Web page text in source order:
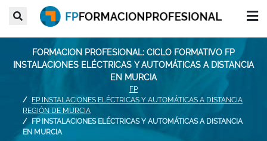
FORMACION PROFESIONAL: CICLO FORMATIVO FP
INSTALACIONES ELÉCTRICAS Y AUTOMÁTICAS A DISTANCIA
EN MURCIA
FP
FP INSTALACIONES ELÉCTRICAS Y AUTOMÁTICAS A DISTANCIA
REGIÓN DE MURCIA
FP INSTALACIONES ELÉCTRICAS Y AUTOMÁTICAS A DISTANCIA
EN MURCIA